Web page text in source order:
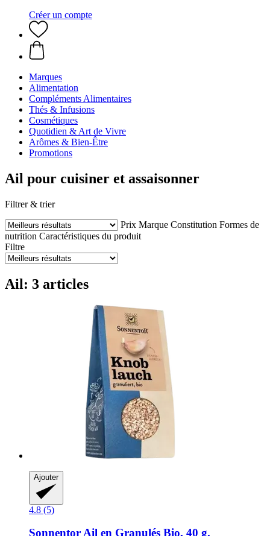
Créer un compte
Marques
Alimentation
Compléments Alimentaires
Thés & Infusions
Cosmétiques
Quotidien & Art de Vivre
Arômes & Bien-Être
Promotions
Ail pour cuisiner et assaisonner
Filtrer & trier
Prix Marque Constitution Formes de
nutrition Caractéristiques du produit
Filtre
Ail: 3 articles
Ajouter
4.8 (5)
SonnentorAil en Granulés Bio, 40 g.